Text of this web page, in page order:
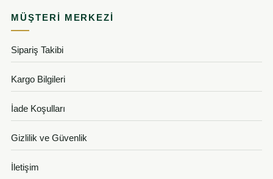
MÜŞTERI MERKEZI
Sipariş Takibi
Kargo Bilgileri
İade Koşulları
Gizlilik ve Güvenlik
İletişim